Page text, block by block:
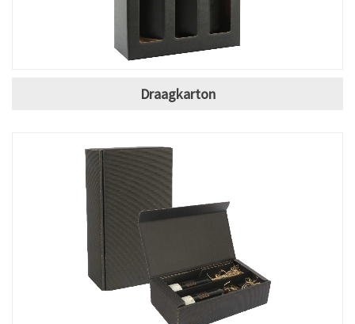
Draagkarton